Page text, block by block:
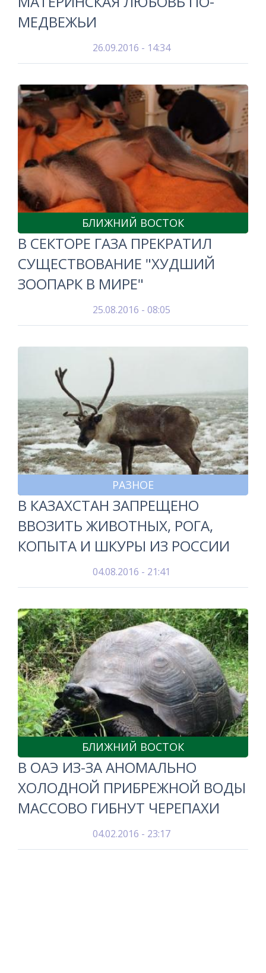
МЕДВЕЖЬИ
26.09.2016 - 14:34
БЛИЖНИЙ ВОСТОК
В СЕКТОРЕ ГАЗА ПРЕКРАТИЛ
СУЩЕСТВОВАНИЕ "ХУДШИЙ
ЗООПАРК В МИРЕ"
25.08.2016 - 08:05
РАЗНОЕ
В КАЗАХСТАН ЗАПРЕЩЕНО
ВВОЗИТЬ ЖИВОТНЫХ, РОГА,
КОПЫТА И ШКУРЫ ИЗ РОССИИ
04.08.2016 - 21:41
БЛИЖНИЙ ВОСТОК
В ОАЭ ИЗ-ЗА АНОМАЛЬНО
ХОЛОДНОЙ ПРИБРЕЖНОЙ ВОДЫ
МАССОВО ГИБНУТ ЧЕРЕПАХИ
04.02.2016 - 23:17